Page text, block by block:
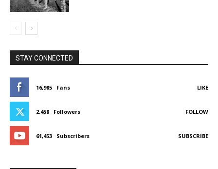
STAY CONNECTED
16,985 Fans LIKE
2,458 Followers FOLLOW
61,453 Subscribers SUBSCRIBE